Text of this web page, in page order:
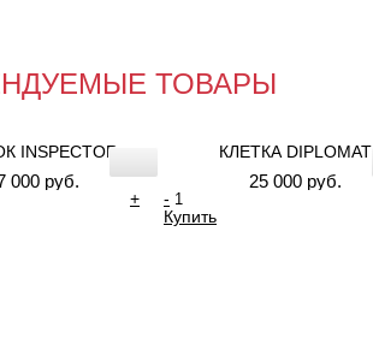
ТОВАРЫ
INSPECTOR
000 руб.
+
КЛЕТКА DIPLOMAT
25 000 руб.
-
Купить